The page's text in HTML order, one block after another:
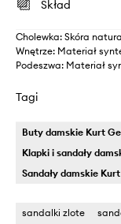
Skład
Cholewka: Skóra
Wnętrze: Materiał
Podeszwa: Materiał
Tagi
Buty damskie Kurt
Klapki i sandały
Sandały damskie
sandalki zlote